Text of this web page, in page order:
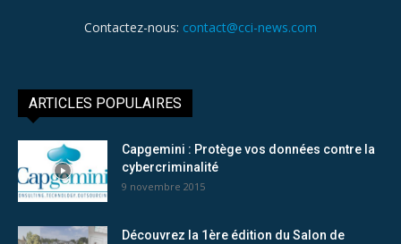
Contactez-nous: contact@cci-news.com
ARTICLES POPULAIRES
Capgemini : Protège vos données contre la
cybercriminalité
9 novembre 2015
Découvrez la 1ère édition du Salon de